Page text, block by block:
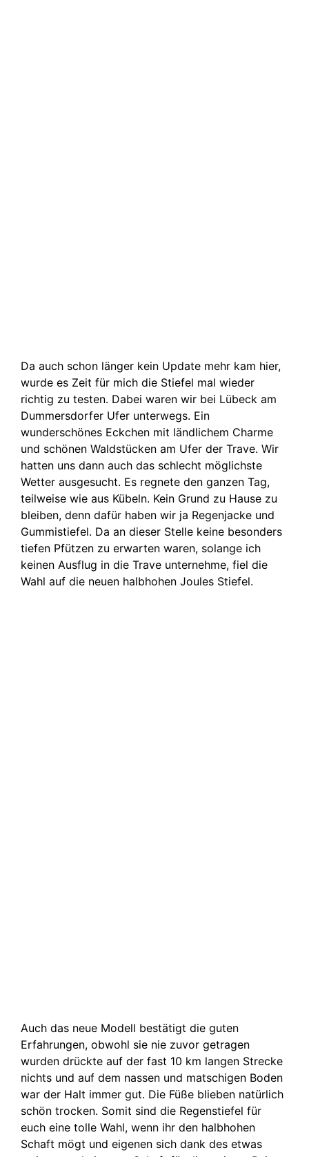
Da auch schon länger kein Update mehr kam hier,
wurde es Zeit für mich die Stiefel mal wieder
richtig zu testen. Dabei waren wir bei Lübeck am
Dummersdorfer Ufer unterwegs. Ein
wunderschönes Eckchen mit ländlichem Charme
und schönen Waldstücken am Ufer der Trave. Wir
hatten uns dann auch das schlecht möglichste
Wetter ausgesucht. Es regnete den ganzen Tag,
teilweise wie aus Kübeln. Kein Grund zu Hause zu
bleiben, denn dafür haben wir ja Regenjacke und
Gummistiefel. Da an dieser Stelle keine besonders
tiefen Pfützen zu erwarten waren, solange ich
keinen Ausflug in die Trave unternehme, fiel die
Wahl auf die neuen halbhohen Joules Stiefel.
Auch das neue Modell bestätigt die guten
Erfahrungen, obwohl sie nie zuvor getragen
wurden drückte auf der fast 10 km langen Strecke
nichts und auf dem nassen und matschigen Boden
war der Halt immer gut. Die Füße blieben natürlich
schön trocken. Somit sind die Regenstiefel für
euch eine tolle Wahl, wenn ihr den halbhohen
Schaft mögt und eigenen sich dank des etwas